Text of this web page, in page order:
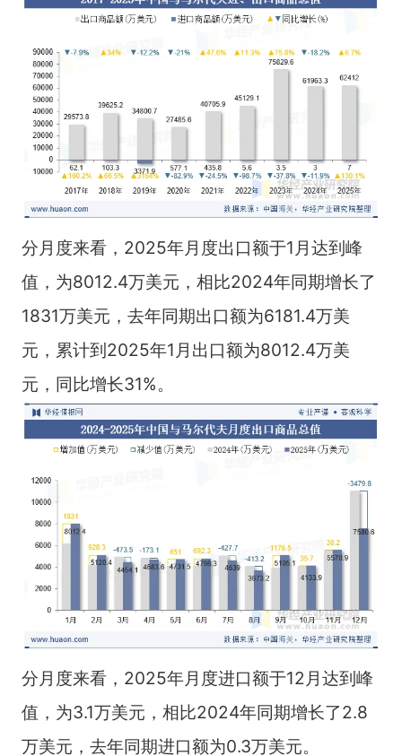
分月度来看，2025年月度出口额于1月达到峰
值，为8012.4万美元，相比2024年同期增长了
1831万美元，去年同期出口额为6181.4万美
元，累计到2025年1月出口额为8012.4万美
元，同比增长31%。
分月度来看，2025年月度进口额于12月达到峰
值，为3.1万美元，相比2024年同期增长了2.8
万美元，去年同期进口额为0.3万美元。